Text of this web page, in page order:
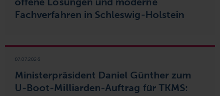
Fachverfahren in Schleswig-Holstein
Ministerpräsident Daniel Günther zum
U-Boot-Milliarden-Auftrag für TKMS:
07.07.2026